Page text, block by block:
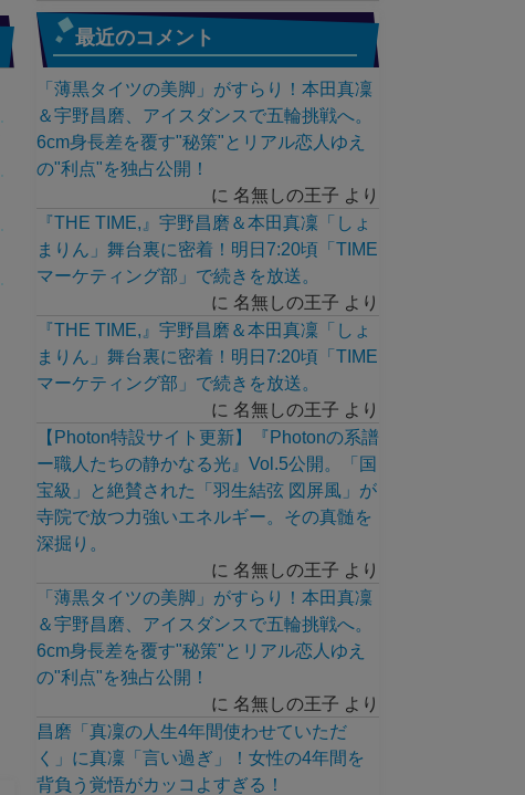
最近のコメント
「薄黒タイツの美脚」がすらり！本田真凜
＆宇野昌磨、アイスダンスで五輪挑戦へ。
6cm身長差を覆す"秘策"とリアル恋人ゆえ
の"利点"を独占公開！
に 名無しの王子 より
『THE TIME,』宇野昌磨＆本田真凜「しょ
まりん」舞台裏に密着！明日7:20頃「TIME
マーケティング部」で続きを放送。
に 名無しの王子 より
『THE TIME,』宇野昌磨＆本田真凜「しょ
まりん」舞台裏に密着！明日7:20頃「TIME
マーケティング部」で続きを放送。
に 名無しの王子 より
【Photon特設サイト更新】『Photonの系譜
ー職人たちの静かなる光』Vol.5公開。「国
宝級」と絶賛された「羽生結弦 図屏風」が
寺院で放つ力強いエネルギー。その真髄を
深掘り。
に 名無しの王子 より
「薄黒タイツの美脚」がすらり！本田真凜
＆宇野昌磨、アイスダンスで五輪挑戦へ。
6cm身長差を覆す"秘策"とリアル恋人ゆえ
の"利点"を独占公開！
に 名無しの王子 より
昌磨「真凜の人生4年間使わせていただ
く」に真凜「言い過ぎ」！女性の4年間を
背負う覚悟がカッコよすぎる！